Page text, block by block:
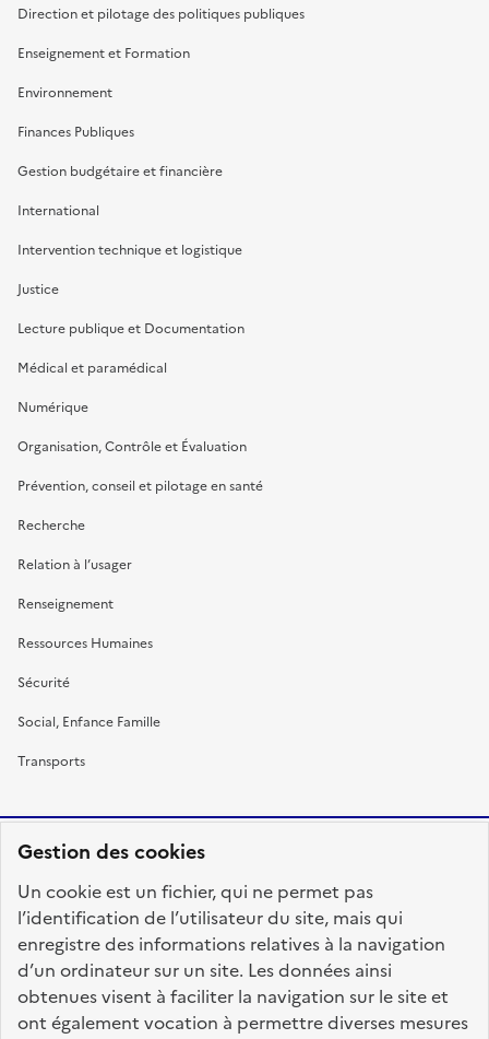
Gestion des cookies
Un cookie est un fichier, qui ne permet pas
l’identification de l’utilisateur du site, mais qui
enregistre des informations relatives à la navigation
d’un ordinateur sur un site. Les données ainsi
obtenues visent à faciliter la navigation sur le site et
ont également vocation à permettre diverses mesures
Direction et pilotage des politiques publiques
Enseignement et Formation
Environnement
Finances Publiques
Gestion budgétaire et financière
International
Intervention technique et logistique
Justice
Lecture publique et Documentation
Médical et paramédical
Numérique
Organisation, Contrôle et Évaluation
Prévention, conseil et pilotage en santé
Recherche
Relation à l’usager
Renseignement
Ressources Humaines
Sécurité
Social, Enfance Famille
Transports
FRANÇAISE
fonction-publique.gouv.fr legifrance.gouv.fr